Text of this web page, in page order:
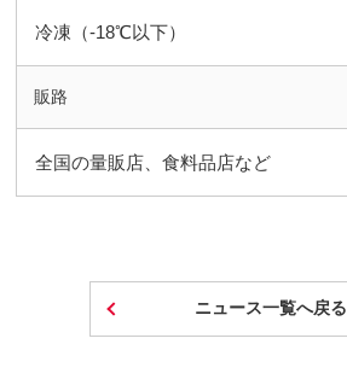
冷凍（-18℃以下）
販路
全国の量販店、食料品店など
ニュース一覧へ戻る